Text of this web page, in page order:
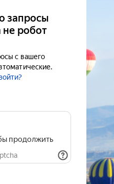
запросы
не робот
с вашего
продолжить